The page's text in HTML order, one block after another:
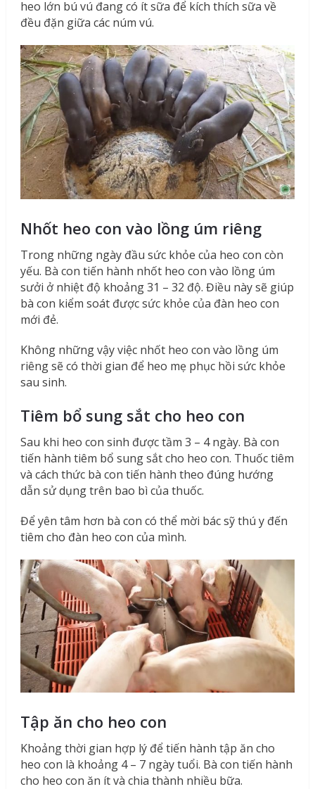
heo lớn bú vú đang có ít sữa để kích thích sữa về
đều đặn giữa các núm vú.
Nhốt heo con vào lồng úm riêng
Trong những ngày đầu sức khỏe của heo con còn
yếu. Bà con tiến hành nhốt heo con vào lồng úm
sưởi ở nhiệt độ khoảng 31 – 32 độ. Điều này sẽ giúp
bà con kiểm soát được sức khỏe của đàn heo con
mới đẻ.
Không những vậy việc nhốt heo con vào lồng úm
riêng sẽ có thời gian để heo mẹ phục hồi sức khỏe
sau sinh.
Tiêm bổ sung sắt cho heo con
Sau khi heo con sinh được tầm 3 – 4 ngày. Bà con
tiến hành tiêm bổ sung sắt cho heo con. Thuốc tiêm
và cách thức bà con tiến hành theo đúng hướng
dẫn sử dụng trên bao bì của thuốc.
Để yên tâm hơn bà con có thể mời bác sỹ thú y đến
tiêm cho đàn heo con của mình.
Tập ăn cho heo con
Khoảng thời gian hợp lý để tiến hành tập ăn cho
heo con là khoảng 4 – 7 ngày tuổi. Bà con tiến hành
cho heo con ăn ít và chia thành nhiều bữa.